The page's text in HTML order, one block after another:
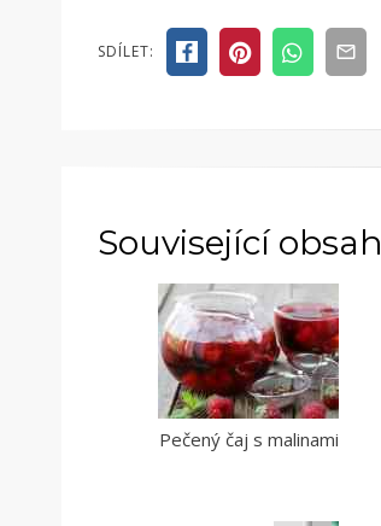
SDÍLET:
Související obsah
Pečený čaj s malinami